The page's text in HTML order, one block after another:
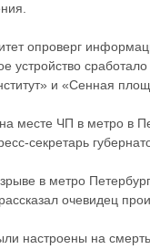
опроверг
устройство
и «Сенная
месте ЧП в метро в
секретарь
в метро
очевидец
настроены на